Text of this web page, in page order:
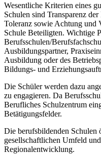
Wesentliche Kriterien eines
Schulen sind Transparenz
Toleranz sowie Achtung und
Schule Beteiligten. Wichtige
Berufsschulen/
Ausbildungspartner,
Ausbildung oder des
Bildungs- und
Die Schüler werden dazu
zu engagieren. Da
Berufliches Schulzentrum
Betätigungsfelder.
Die berufsbildenden Schulen
gesellschaftlichen Umfeld
Regionalentwicklung.